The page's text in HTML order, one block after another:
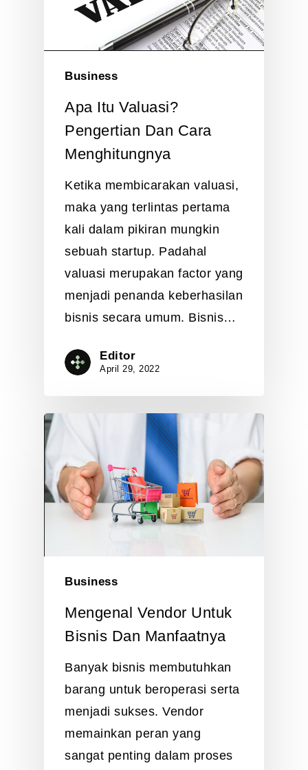
Business
Apa Itu Valuasi?
Pengertian Dan Cara
Menghitungnya
Ketika membicarakan valuasi,
maka yang terlintas pertama
kali dalam pikiran mungkin
sebuah startup. Padahal
valuasi merupakan factor yang
menjadi penanda keberhasilan
bisnis secara umum. Bisnis…
Editor
April 29, 2022
Business
Mengenal Vendor Untuk
Bisnis Dan Manfaatnya
Banyak bisnis membutuhkan
barang untuk beroperasi serta
menjadi sukses. Vendor
memainkan peran yang
sangat penting dalam proses